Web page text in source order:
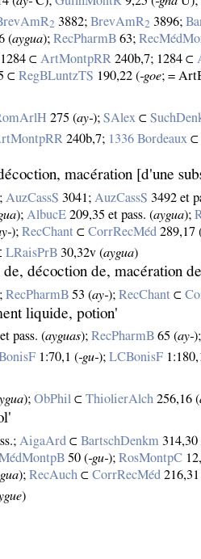
2 3882;BrevAmR2 3896;
(aygua);RecPharmB 63;
⊂ArtMontpRR 240b,7; 1284 ⊂
⊂RegBLuntzTS 190,22 (‑goe; =
275 (ay‑);SAlex ⊂
240b,7; 1336 Bordeaux
macération [d'une
AuzCassS 3041; AuzCassS 3492 et
); AlbucE 209,35 et pass. (aygua);
);RecChant ⊂CorrRecMéd 289,17
LRaisPrB 30,32v (aygua)
décoction de, macération
RecPharmB 53 (ay‑);RecChant ⊂
liquide, potion'
pass. (ayguas);RecPharmB 65 (ay‑
1:70,1 (‑gu‑);LCBonisF
);ObPhil ⊂ThiolierAlch 256,16 (
AigaArd ⊂BartschDenkm 314,30
50 (‑gu‑);RosMontpC
);RecAuch ⊂CorrRecMéd
)